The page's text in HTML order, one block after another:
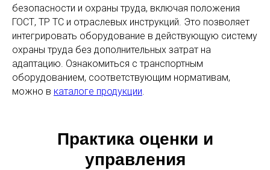
безопасности и охраны труда, включая положения
ГОСТ, ТР ТС и отраслевых инструкций. Это позволяет
интегрировать оборудование в действующую систему
охраны труда без дополнительных затрат на
адаптацию. Ознакомиться с транспортным
оборудованием, соответствующим нормативам,
можно в каталоге продукции.
Практика оценки и
управления